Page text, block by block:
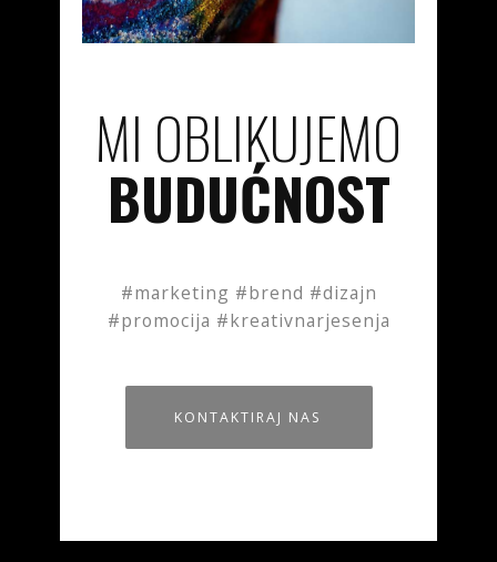
MI OBLIKUJEMO
BUDUĆNOST
#marketing #brend #dizajn
#promocija #kreativnarjesenja
KONTAKTIRAJ NAS